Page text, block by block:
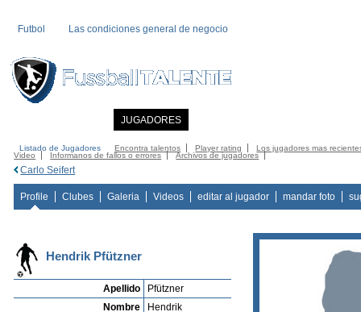
Futbol Las condiciones general de negocio
JUGADORES
Listado de Jugadores Encontra talentos Player rating
Los jugadores mas
Video
Informanos de fallos o errores Archivos de jugadores
Carlo Seifert
Profile Clubes Galeria Videos editar al jugador mandar foto
Hendrik Pfützner
Apellido
Pfützner
Nombre
Hendrik